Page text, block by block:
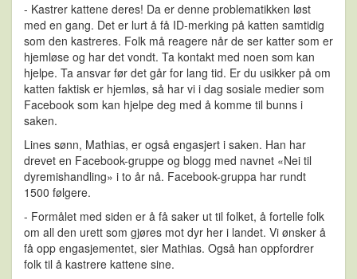
- Kastrer kattene deres! Da er denne problematikken løst
med en gang. Det er lurt å få ID-merking på katten samtidig
som den kastreres. Folk må reagere når de ser katter som er
hjemløse og har det vondt. Ta kontakt med noen som kan
hjelpe. Ta ansvar før det går for lang tid. Er du usikker på om
katten faktisk er hjemløs, så har vi i dag sosiale medier som
Facebook som kan hjelpe deg med å komme til bunns i
saken.
Lines sønn, Mathias, er også engasjert i saken. Han har
drevet en Facebook-gruppe og blogg med navnet «Nei til
dyremishandling» i to år nå. Facebook-gruppa har rundt
1500 følgere.
- Formålet med siden er å få saker ut til folket, å fortelle folk
om all den urett som gjøres mot dyr her i landet. Vi ønsker å
få opp engasjementet, sier Mathias. Også han oppfordrer
folk til å kastrere kattene sine.